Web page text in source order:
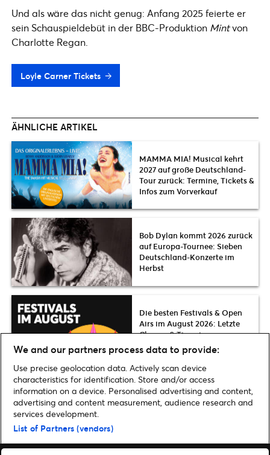
Und als wäre das nicht genug: Anfang 2025 feierte er
sein Schauspieldebüt in der BBC-Produktion Mintvon
Charlotte Regan.
Loyle Carner Tickets
ÄHNLICHE ARTIKEL
MAMMA MIA! Musical kehrt
2027 auf große Deutschland-
Tour zurück: Termine, Tickets &
Infos zum Vorverkauf
Bob Dylan kommt 2026 zurück
auf Europa-Tournee: Sieben
Deutschland-Konzerte im
Herbst
Die besten Festivals & Open
Airs im August 2026: Letzte
Chance & Tipps in ganz
Deutschland
Home Musik
Loyle Carner bringt „hopefully !“ im Oktober 2025 nach
Deutschland | Presale-Tickets & Infos
We and our partners process data to provide:
Use precise geolocation data. Actively scan device
characteristics for identification. Store and/or access
information on a device. Personalised advertising and content,
advertising and content measurement, audience research and
services development.
List of Partners (vendors)